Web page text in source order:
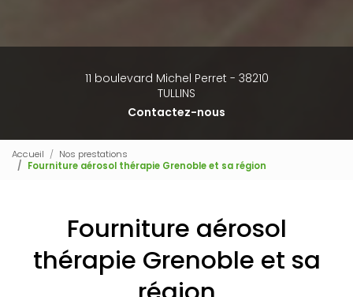
11 boulevard Michel Perret - 38210
TULLINS
Contactez-nous
Accueil
Nos prestations
Fourniture aérosol thérapie Grenoble et sa région
Fourniture aérosol
thérapie Grenoble et sa